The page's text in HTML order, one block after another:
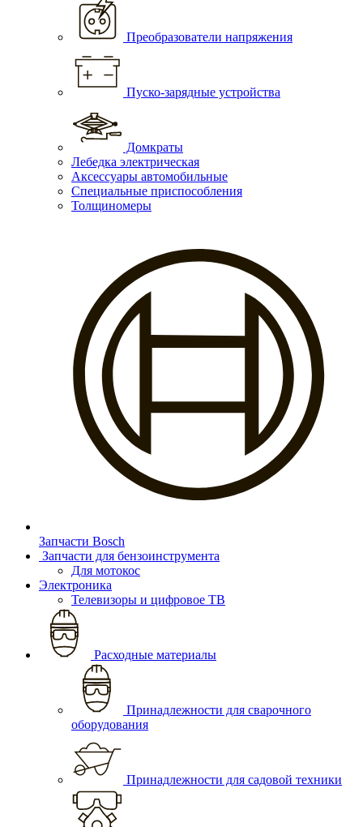
Преобразователи напряжения
Пуско-зарядные устройства
Домкраты
Лебедка электрическая
Аксессуары автомобильные
Специальные приспособления
Толщиномеры
Запчасти Bosch
Запчасти для бензоинструмента
Для мотокос
Электроника
Телевизоры и цифровое ТВ
Расходные материалы
Принадлежности для сварочного
оборудования
Принадлежности для садовой техники